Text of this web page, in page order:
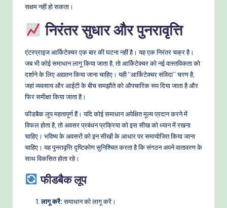
सक्षम नहीं हो सकता।
निरंतर सुधार और पुनरावृत्ति
एंटरप्राइज आर्किटेक्चर एक बार की घटना नहीं है। यह एक निरंतर चक्र है।
जब भी कोई समाधान लागू किया जाता है, तो आर्किटेक्चर को नई वास्तविकता को
दर्शाने के लिए अद्यतन किया जाना चाहिए। यही “आर्किटेक्चर संविदा” चरण है,
जहां व्यवसाय और आईटी के बीच समझौते को औपचारिक रूप दिया जाता है और
फिर समीक्षा किया जाता है।
फीडबैक लूप महत्वपूर्ण हैं। यदि कोई समाधान अपेक्षित मूल्य प्रदान करने में
विफल होता है, तो अवसर प्रबंधन प्रक्रिया को इस सीख को ध्यान में रखना
चाहिए। भविष्य के अवसरों को इन सीखों के आधार पर समायोजित किया जाना
चाहिए। यह पुनरावृत्ति दृष्टिकोण सुनिश्चित करता है कि संगठन अपने वातावरण के
साथ विकसित होता रहे।
फीडबैक लूप
लागू करें:समाधान को लागू करें।